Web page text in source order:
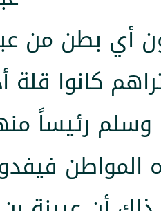
أي بطن من
كانوا
وسلم رئيساً